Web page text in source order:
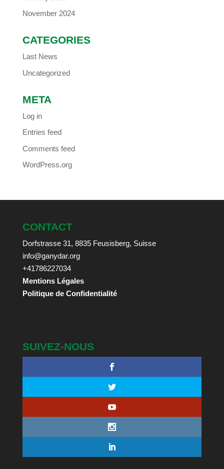
November 2024
CATEGORIES
Last News
Uncategorized
META
Log in
Entries feed
Comments feed
WordPress.org
CONTACT
Dorfstrasse 31, 8835 Feusisberg, Suisse
info@ganydar.org
+41786227034
Mentions Légales
Politique de Confidentialité
SUIVEZ-NOUS